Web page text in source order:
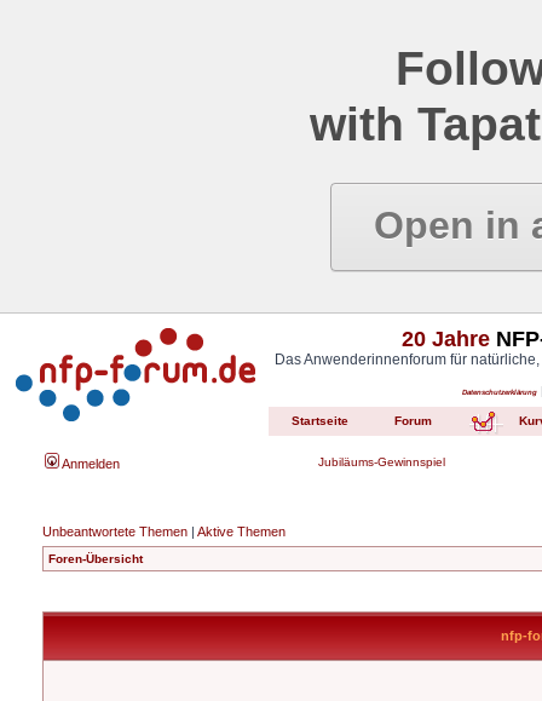
with
Open in
20 Jahre
Das Anwenderinnenforum für
Datenschutzerklärung
Startseite Forum
Anmelden Jubiläums-Gewinnspiel
Unbeantwortete Themen | Aktive Themen
Foren-Übersicht
nfp-